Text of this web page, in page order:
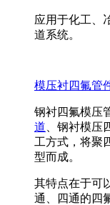
应用于化工、
道系统。
模压衬四氟管
钢衬四氟模压
道 、钢衬模压
工方式，将聚
型而成。
其特点在于可
通、四通的四